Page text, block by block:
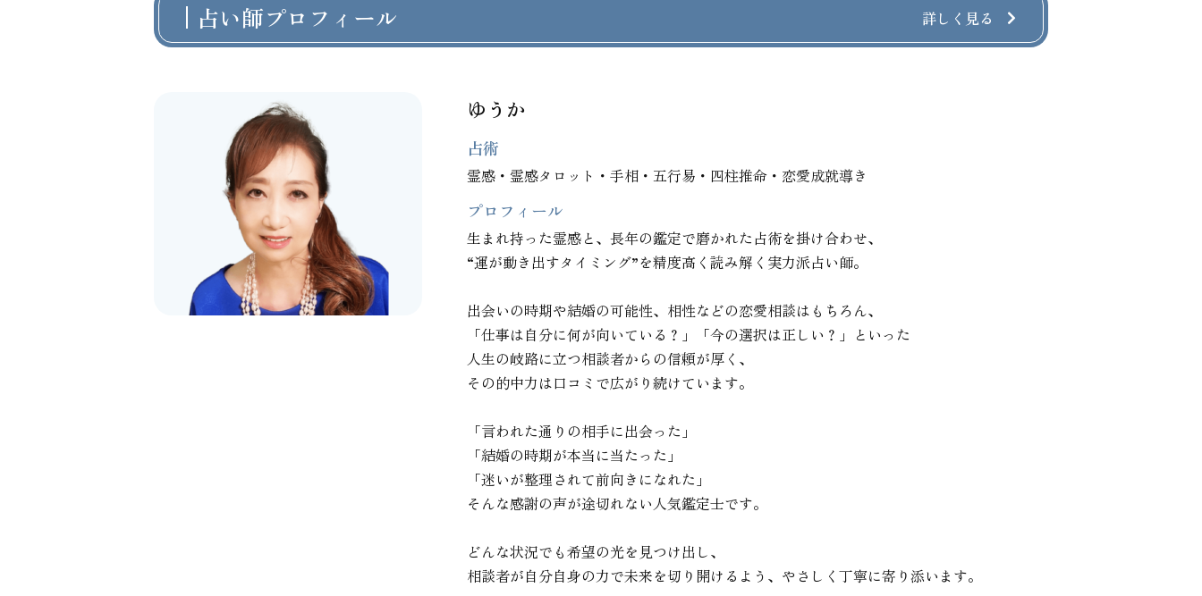
占い師プロフィール 詳しく見る
ゆうか
占術
霊感・霊感タロット・手相・五行易・四柱推命・恋愛成就導き
プロフィール
生まれ持った霊感と、長年の鑑定で磨かれた占術を掛け合わせ、
“運が動き出すタイミング”を精度高く読み解く実力派占い師。
出会いの時期や結婚の可能性、相性などの恋愛相談はもちろん、
「仕事は自分に何が向いている？」「今の選択は正しい？」といった
人生の岐路に立つ相談者からの信頼が厚く、
その的中力は口コミで広がり続けています。
「言われた通りの相手に出会った」
「結婚の時期が本当に当たった」
「迷いが整理されて前向きになれた」
そんな感謝の声が途切れない人気鑑定士です。
どんな状況でも希望の光を見つけ出し、
相談者が自分自身の力で未来を切り開けるよう、やさしく丁寧に寄り添います。